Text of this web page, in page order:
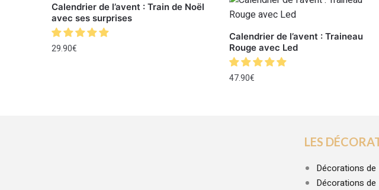
Calendrier de l’avent : Train de Noël
avec ses surprises
29.90€
Calendrier de l’avent : Traineau
Rouge avec Led
47.90€
LES
Décorations
Décorations